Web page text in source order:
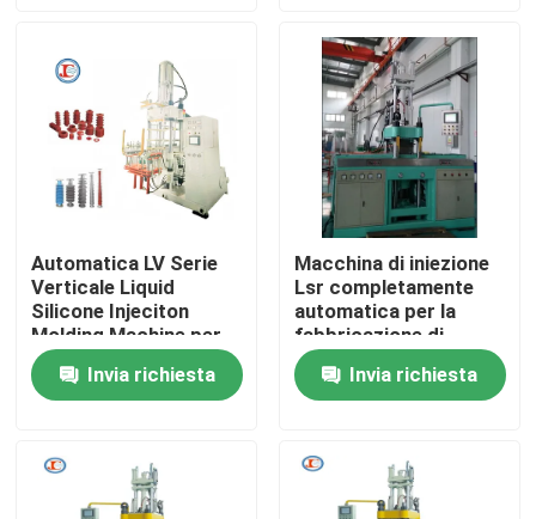
Prodotti
Video
Chi siamo
Fatory Tour
Contattaci
Automatica LV Serie
Verticale Liquid
Silicone Injeciton
Molding Machine per
isolante di silicone
Invia richiesta
Macchina di iniezione
Lsr completamente
automatica per la
fabbricazione di
capezzoli di silicone
liquidoInvia richiesta